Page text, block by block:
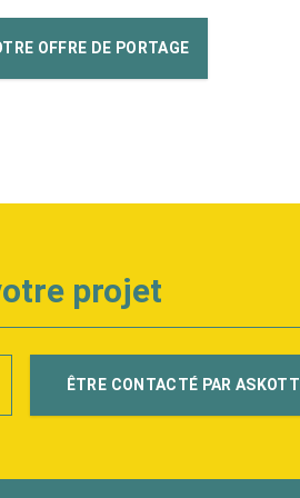
OFFRE DE PORTAGE
projet
ÊTRE CONTACTÉ PAR ASKOTT